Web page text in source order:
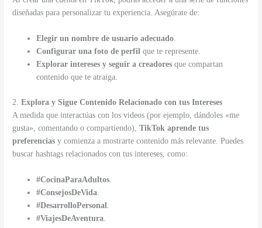
diseñadas para personalizar tu experiencia. Asegúrate de:
Elegir un nombre de usuario adecuado.
Configurar una foto de perfil que te represente.
Explorar intereses y seguir a creadores que compartan
contenido que te atraiga.
2.Explora y Sigue Contenido Relacionado con tus Intereses
A medida que interactúas con los videos (por ejemplo, dándoles «me
gusta», comentando o compartiendo),TikTok aprende tus
preferencias y comienza a mostrarte contenido más relevante. Puedes
buscar hashtags relacionados con tus intereses, como:
#CocinaParaAdultos
#ConsejosDeVida
#DesarrolloPersonal
#ViajesDeAventura